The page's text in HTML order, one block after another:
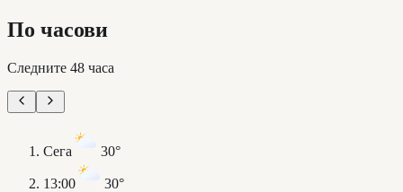
По часови
Следните 48 часа
Сега 30°
13:00 30°